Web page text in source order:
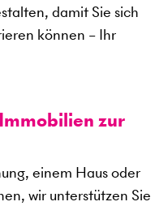
damit Sie sich
können – Ihr
zur
einem Haus oder
wir unterstützen Sie